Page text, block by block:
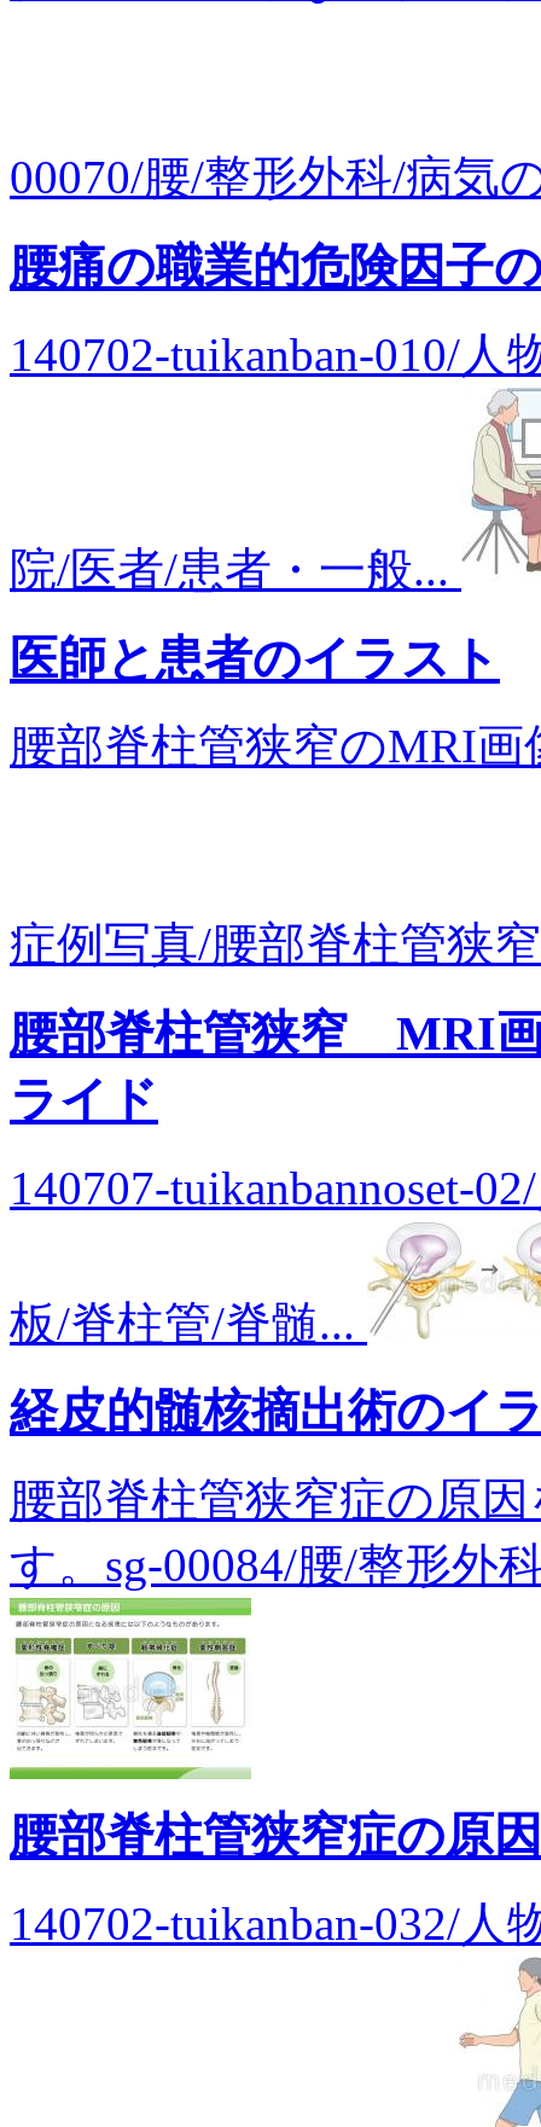
00070/腰/整形外科/病気
腰痛の職業的危険因子
140702-tuikanban-010/
院/医者/患者・一般...
医師と患者のイラスト
腰部脊柱管狭窄のMRI画
症例写真/腰部脊柱管狭
腰部脊柱管狭窄 MRI
ライド
140707-tuikanbannoset-
板/脊柱管/脊髄...
経皮的髄核摘出術のイ
腰部脊柱管狭窄症の原
す。sg-00084/腰/整形外
腰部脊柱管狭窄症の原
140702-tuikanban-032/